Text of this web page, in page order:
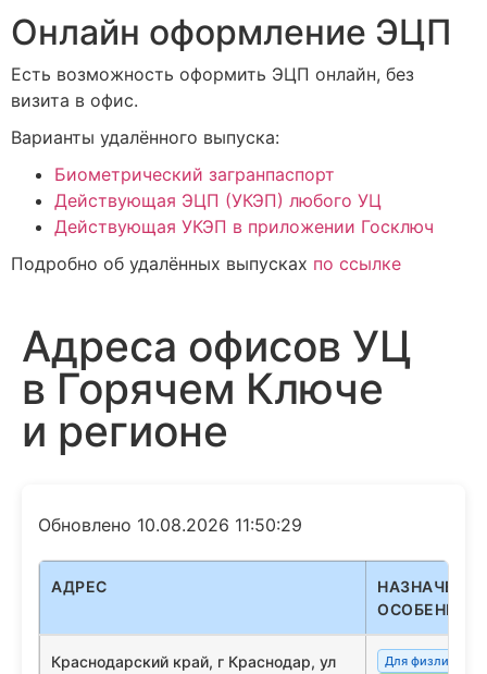
Онлайн оформление ЭЦП
Есть возможность оформить ЭЦП онлайн, без
визита в офис.
Варианты удалённого выпуска:
Биометрический загранпаспорт
Действующая ЭЦП (УКЭП) любого УЦ
Действующая УКЭП в приложении Госключ
Подробно об удалённых выпусках по ссылке
Адреса офисов УЦ
в Горячем Ключе
и регионе
Обновлено 10.08.2026 11:50:29
АДРЕС
Краснодарский край, г Краснодар, ул
Для физлиц/